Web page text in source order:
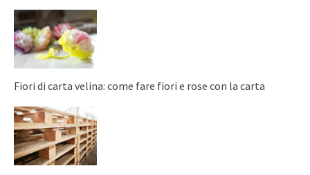
Fiori di carta velina: come fare fiori e rose con la carta